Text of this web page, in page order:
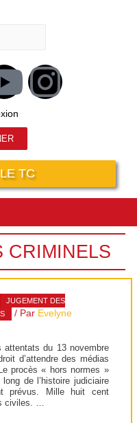
TC
CRIMINELS
JUGEMENT DES
/ Par Evelyne
du 13 novembre
d’attendre des médias
procès « hors normes »
de l’histoire judiciaire
prévus. Mille huit cent
civiles. …